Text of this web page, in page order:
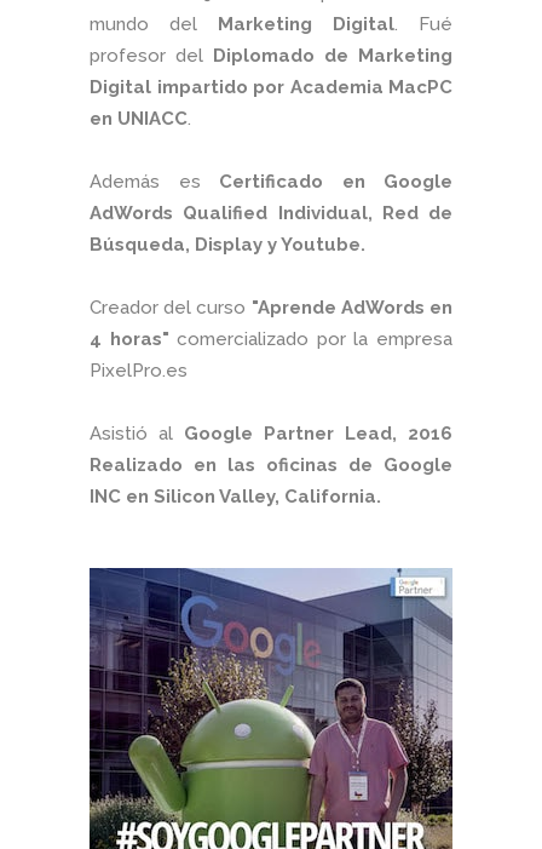
mundo del Marketing Digital. Fué
profesor del Diplomado de Marketing
Digital impartido por Academia MacPC
en UNIACC.
Además es Certificado en Google
AdWords Qualified Individual, Red de
Búsqueda, Display y Youtube.
Creador del curso "Aprende AdWords en
4 horas" comercializado por la empresa
PixelPro.es
Asistió al Google Partner Lead, 2016
Realizado en las oficinas de Google
INC en Silicon Valley, California.